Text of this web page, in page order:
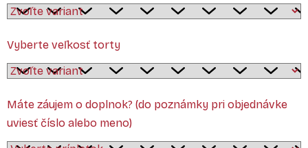
Vyberte veľkosť torty
Máte záujem o doplnok? (do poznámky pri objednávke
uviesť číslo alebo meno)